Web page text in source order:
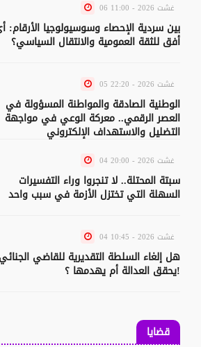
06 غشت 2026 - 11:00
بين سردية الإحصاء وسوسيولوجيا الأرقام:
أفق للثقة العمومية والانتقال السياسي؟
05 غشت 2026 - 22:20
الوطنية الصادقة والمواطنة المسؤولة في
العصر الرقمي.. معركة الوعي في مواجهة
التضليل والاستهداف الإلكتروني
04 غشت 2026 - 20:00
سبتة المحتلة.. لا تنجروا وراء التفسيرات
السهلة التي تختزل الأزمة في سبب واحد
04 غشت 2026 - 10:45
هل إلغاء السلطة التقديرية للقاضي الجنائي
يحقق العدالة أم يهدمها ؟!
قضايا